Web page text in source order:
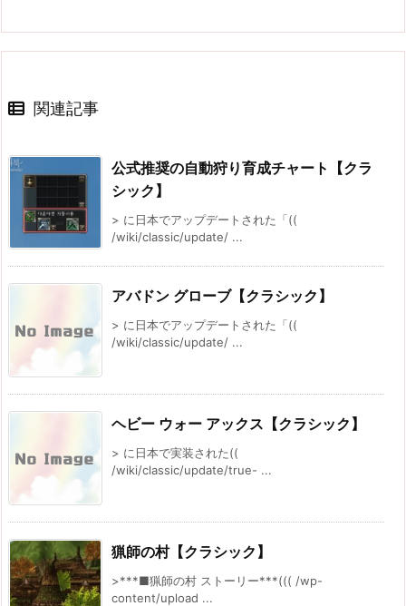
関連記事
公式推奨の自動狩り育成チャート【クラ
シック】
> に日本でアップデートされた「((
/wiki/classic/update/ ...
アバドン グローブ【クラシック】
> に日本でアップデートされた「((
/wiki/classic/update/ ...
ヘビー ウォー アックス【クラシック】
> に日本で実装された((
/wiki/classic/update/true- ...
猟師の村【クラシック】
>***■猟師の村 ストーリー***((( /wp-
content/upload ...